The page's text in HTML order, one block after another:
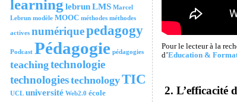
learning lebrunLMS Marcel
Lebrun modèle MOOC méthodes méthodes
actives numériquepedagogy
Podcast Pédagogie pédagogies
teachingtechnologie
technologiestechnologyTIC
UCL université Web2.0 école
Pour le lecteur à la
d’Education &
2. L’efficacité